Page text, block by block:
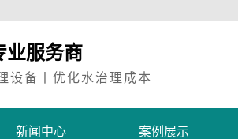
业服务商
设备丨优化水治理成本
新闻中心 案例展示